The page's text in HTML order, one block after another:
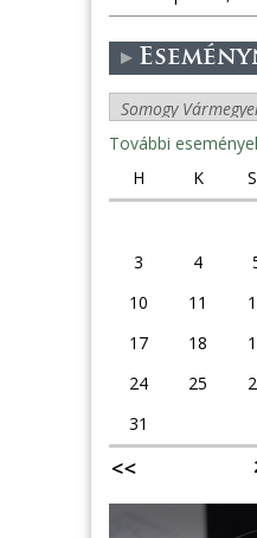
További
H
K
3
4
10
11
17
18
24
25
31